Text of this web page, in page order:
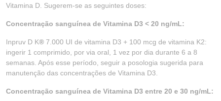
Vitamina D. Sugerem-se as seguintes doses:
Concentração sanguínea de Vitamina D3 < 20 ng/mL:
Inpruv D K® 7.000 UI de vitamina D3 + 100 mcg de vitamina K2:
ingerir 1 comprimido, por via oral, 1 vez por dia durante 6 a 8
semanas. Após esse período, seguir a posologia sugerida para
manutenção das concentrações de Vitamina D3.
Concentração sanguínea de Vitamina D3 entre 20 e 30 ng/mL: